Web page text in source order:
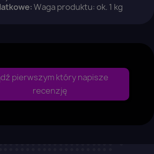
Waga produktu: ok. 1 kg
pierwszym który napisze
recenzję